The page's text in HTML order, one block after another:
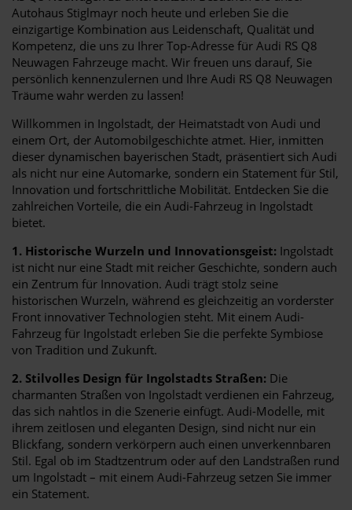
Autohaus Stiglmayr noch heute und erleben Sie die
einzigartige Kombination aus Leidenschaft, Qualität und
Kompetenz, die uns zu Ihrer Top-Adresse für Audi RS Q8
Neuwagen Fahrzeuge macht. Wir freuen uns darauf, Sie
persönlich kennenzulernen und Ihre Audi RS Q8 Neuwagen
Träume wahr werden zu lassen!
Willkommen in Ingolstadt, der Heimatstadt von Audi und
einem Ort, der Automobilgeschichte atmet. Hier, inmitten
dieser dynamischen bayerischen Stadt, präsentiert sich Audi
als nicht nur eine Automarke, sondern ein Statement für Stil,
Innovation und fortschrittliche Mobilität. Entdecken Sie die
zahlreichen Vorteile, die ein Audi-Fahrzeug in Ingolstadt
bietet.
1. Historische Wurzeln und Innovationsgeist: Ingolstadt
ist nicht nur eine Stadt mit reicher Geschichte, sondern auch
ein Zentrum für Innovation. Audi trägt stolz seine
historischen Wurzeln, während es gleichzeitig an vorderster
Front innovativer Technologien steht. Mit einem Audi-
Fahrzeug für Ingolstadt erleben Sie die perfekte Symbiose
von Tradition und Zukunft.
2. Stilvolles Design für Ingolstadts Straßen: Die
charmanten Straßen von Ingolstadt verdienen ein Fahrzeug,
das sich nahtlos in die Szenerie einfügt. Audi-Modelle, mit
ihrem zeitlosen und eleganten Design, sind nicht nur ein
Blickfang, sondern verkörpern auch einen unverkennbaren
Stil. Egal ob im Stadtzentrum oder auf den Landstraßen rund
um Ingolstadt – mit einem Audi-Fahrzeug setzen Sie immer
ein Statement.